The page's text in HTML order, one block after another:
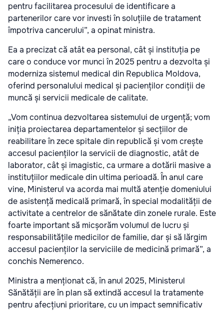
pentru facilitarea procesului de identificare a
partenerilor care vor investi în soluțiile de tratament
împotriva cancerului”, a opinat ministra.
Ea a precizat că atât ea personal, cât și instituția pe
care o conduce vor munci în 2025 pentru a dezvolta și
moderniza sistemul medical din Republica Moldova,
oferind personalului medical și pacienților condiții de
muncă și servicii medicale de calitate.
„Vom continua dezvoltarea sistemului de urgență; vom
iniția proiectarea departamentelor și secțiilor de
reabilitare în zece spitale din republică și vom crește
accesul pacienților la servicii de diagnostic, atât de
laborator, cât și imagistic, ca urmare a dotării masive a
instituțiilor medicale din ultima perioadă. În anul care
vine, Ministerul va acorda mai multă atenție domeniului
de asistență medicală primară, în special modalității de
activitate a centrelor de sănătate din zonele rurale. Este
foarte important să micșorăm volumul de lucru și
responsabilitățile medicilor de familie, dar și să lărgim
accesul pacienților la serviciile de medicină primară”, a
conchis Nemerenco.
Ministra a menționat că, în anul 2025, Ministerul
Sănătății are în plan să extindă accesul la tratamente
pentru afecțiuni prioritare, cu un impact semnificativ